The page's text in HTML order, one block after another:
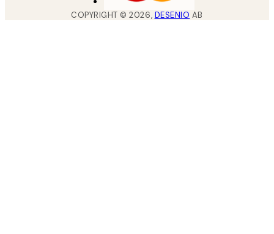
COPYRIGHT ©2026, DESENIO AB